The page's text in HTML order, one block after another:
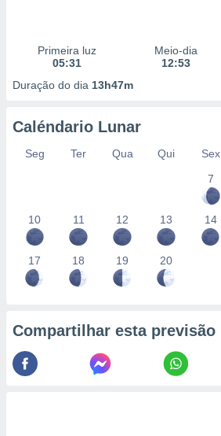
Primeira luz
05:31
Meio-dia
12:53
Duração do dia 13h47m
Caléndario Lunar
Seg Ter Qua Qui Sex
7
10 11 12 13 14
17 18 19 20
Compartilhar esta previsão